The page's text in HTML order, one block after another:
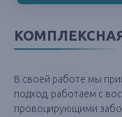
В своей работе мы
подход, работаем с
провоцирующими